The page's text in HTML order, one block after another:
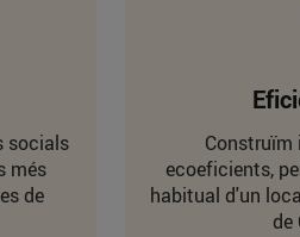
socials
més
de
Construïm
ecoeficients,
habitual d'un
de